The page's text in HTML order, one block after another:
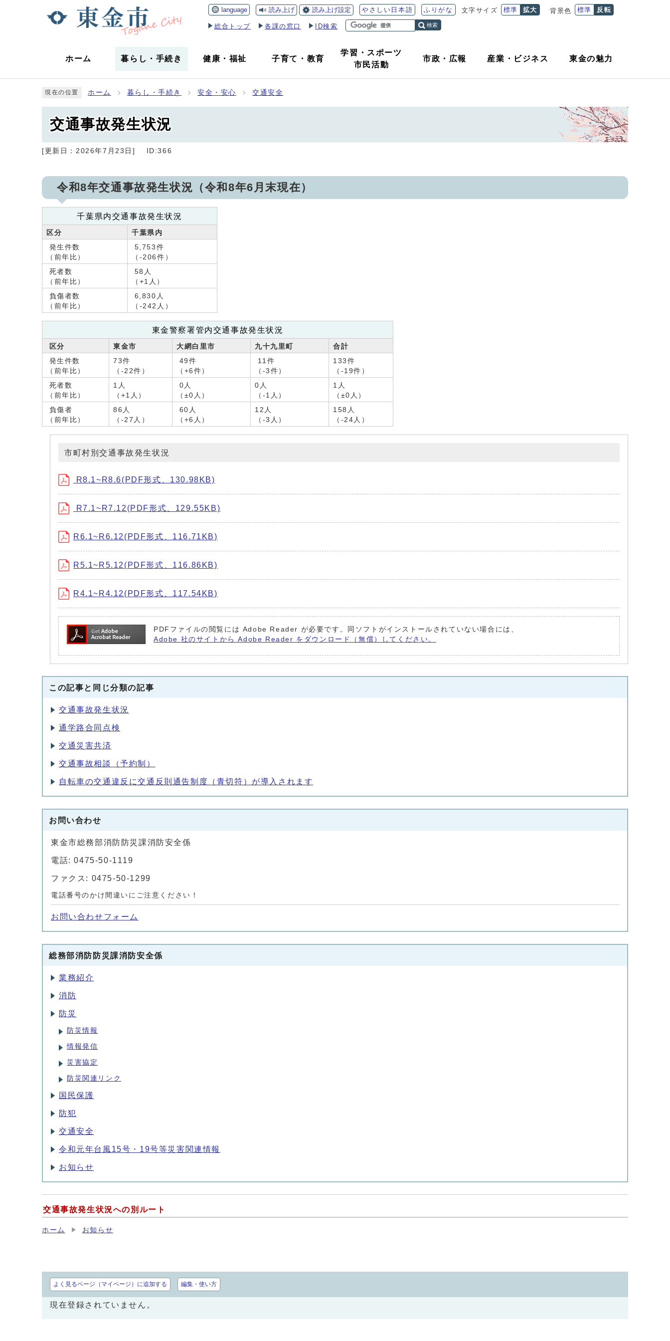
language 読み上げ 読み上げ設定 やさしい日本語 ふりがな 文字サイズ 標準 拡大 背景色 標準 反転
総合トップ 各課の窓口 ID検索 検索
ホーム 暮らし ・ 手続き 健康 ・福祉 子育て ・ 教育
学習・スポーツ
市民活動
市政 ・ 広報 産業 ・ ビジネス 東金の魅力
現在の位置 ホーム 暮らし・手続き 安全・安心 交通安全
交通事故発生状況
[更新日： 2026年7月23日 ] ID:366
令和8年交通事故発生状況（令和8年6月末現在）
千葉県内交通事故発生状況
区分
千葉県内
発生件数
（前年比）
5,753件
（-206件）
死者数
（前年比）
58人
（+1人）
負傷者数
（前年比）
6,830人
（-242人）
東金警察署管内交通事故発生状況
区分 東金市 大網白里市 九十九里町
合計
発生件数
（前年比）
73件
（-22件）
49件
（+6件）
11件
（-3件）
133件
（-19件）
死者数
（前年比）
1人
（+1人）
0人
（±0人）
0人
（-1人）
1人
（±0人）
負傷者
（前年比）
86人
（-27人）
60人
（+6人）
12人
（-3人）
158人
（-24人）
市町村別交通事故発生状況
R8.1~R8.6(PDF形式、130.98KB)
R7.1~R7.12(PDF形式、129.55KB)
R6.1~R6.12(PDF形式、116.71KB)
R5.1~R5.12(PDF形式、116.86KB)
R4.1~R4.12(PDF形式、117.54KB)
PDFファイルの閲覧には Adobe Reader が必要です。同ソフトがインストールされていない場合には、
Adobe 社のサイトから Adobe Reader をダウンロード（無償）してください。
この記事と同じ分類の記事
交通事故発生状況
通学路合同点検
交通災害共済
交通事故相談（予約制）
自転車の交通違反に交通反則通告制度（青切符）が導入されます
お問い合わせ
東金市総務部消防防災課消防安全係
電話: 0475-50-1119
ファクス: 0475-50-1299
電話番号のかけ間違いにご注意ください！
お問い合わせフォーム
総務部消防防災課消防安全係
業務紹介
消防
防災
防災情報
情報発信
災害協定
防災関連リンク
国民保護
防犯
交通安全
令和元年台風15号・19号等災害関連情報
お知らせ
交通事故発生状況への別ルート
ホーム お知らせ
よく見るページ（マイページ）に追加する 編集・使い方
現在登録されていません。